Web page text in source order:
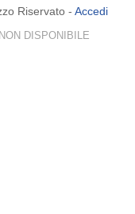
Riservato -Accedi
NON DISPONIBILE